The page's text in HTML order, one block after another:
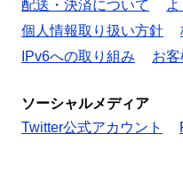
配送・決済について
個人情報取り扱い方針
IPv6への取り組み
お
ソーシャルメディア
Twitter公式アカウント